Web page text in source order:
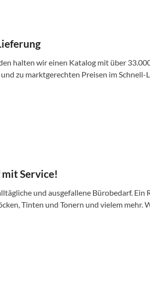
halten wir einen Katalog mit über
zu marktgerechten Preisen im
Service!
und ausgefallene Bürobedarf. Ein
Tinten und Tonern und vielem mehr.